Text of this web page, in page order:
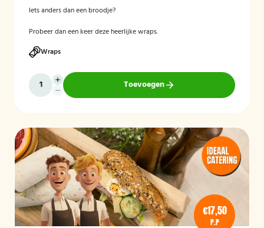
Iets anders dan een broodje?
Probeer dan een keer deze heerlijke wraps.
Wraps
Toevoegen
€17,50
P.P